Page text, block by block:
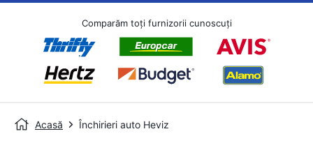
Comparăm toți furnizorii cunoscuți
Acasă Închirieri auto Heviz